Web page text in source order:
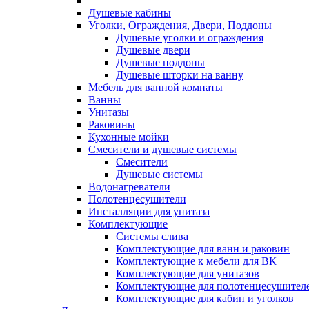
Душевые кабины
Уголки, Ограждения, Двери, Поддоны
Душевые уголки и ограждения
Душевые двери
Душевые поддоны
Душевые шторки на ванну
Мебель для ванной комнаты
Ванны
Унитазы
Раковины
Кухонные мойки
Смесители и душевые системы
Смесители
Душевые системы
Водонагреватели
Полотенцесушители
Инсталляции для унитаза
Комплектующие
Системы слива
Комплектующие для ванн и раковин
Комплектующие к мебели для ВК
Комплектующие для унитазов
Комплектующие для
Комплектующие для кабин и уголков